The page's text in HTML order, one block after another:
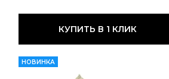
КУПИТЬ В 1 КЛИК
НОВИНКА